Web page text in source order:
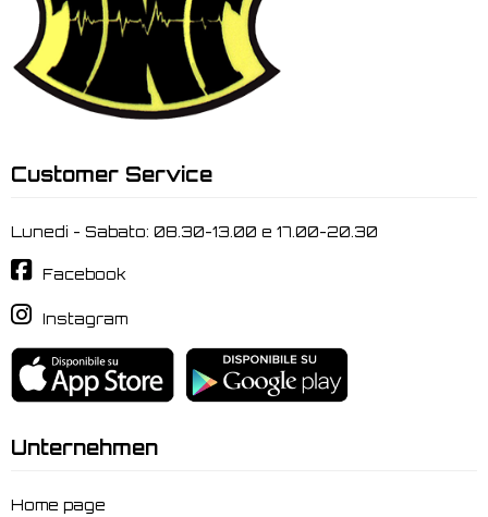
Customer Service
Lunedi - Sabato: 08.30-13.00 e 17.00-20.30
Facebook
Instagram
Unternehmen
Home page